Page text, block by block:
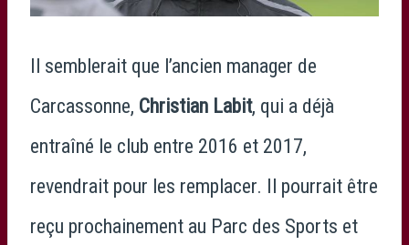
Il semblerait que l’ancien manager de
Carcassonne, Christian Labit, qui a déjà
entraîné le club entre 2016 et 2017,
revendrait pour les remplacer. Il pourrait être
reçu prochainement au Parc des Sports et